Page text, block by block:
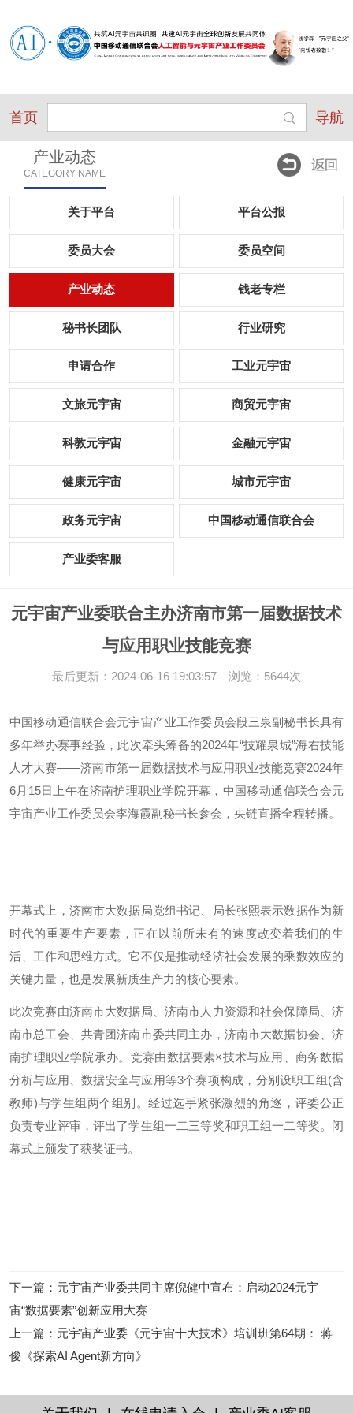
首页 导航
产业动态
CATEGORY NAME
关于平台 平台公报
委员大会 委员空间
产业动态 钱老专栏
秘书长团队 行业研究
申请合作 工业元宇宙
文旅元宇宙 商贸元宇宙
科教元宇宙 金融元宇宙
健康元宇宙 城市元宇宙
政务元宇宙 中国移动通信联合会
产业委客服
元宇宙产业委联合主办济南市第一届数据技术
与应用职业技能竞赛
最后更新：2024-06-16 19:03:57 浏览：5644次
中国移动通信联合会元宇宙产业工作委员会段三泉副秘书长具有
多年举办赛事经验，此次牵头筹备的2024年“技耀泉城”海右技能
人才大赛——济南市第一届数据技术与应用职业技能竞赛2024年
6月15日上午在济南护理职业学院开幕，中国移动通信联合会元
宇宙产业工作委员会李海霞副秘书长参会，央链直播全程转播。
开幕式上，济南市大数据局党组书记、局长张熙表示数据作为新
时代的重要生产要素，正在以前所未有的速度改变着我们的生
活、工作和思维方式。它不仅是推动经济社会发展的乘数效应的
关键力量，也是发展新质生产力的核心要素。
此次竞赛由济南市大数据局、济南市人力资源和社会保障局、济
南市总工会、共青团济南市委共同主办，济南市大数据协会、济
南护理职业学院承办。竞赛由数据要素×技术与应用、商务数据
分析与应用、数据安全与应用等3个赛项构成，分别设职工组(含
教师)与学生组两个组别。经过选手紧张激烈的角逐，评委公正
负责专业评审，评出了学生组一二三等奖和职工组一二等奖。闭
幕式上颁发了获奖证书。
下一篇 ： 元宇宙产业委共同主席倪健中宣布：启动2024元宇
宙“数据要素”创新应用大赛
上一篇 ： 元宇宙产业委《元宇宙十大技术》培训班第64期： 蒋
俊《探索AI Agent新方向》